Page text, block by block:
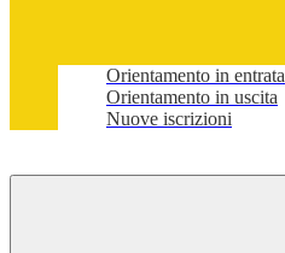
Orientamento in entrata
Orientamento in uscita
Nuove iscrizioni